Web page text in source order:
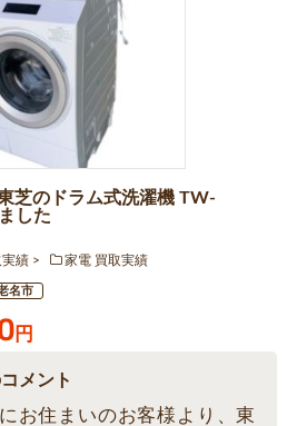
芝のドラム式洗濯機 TW-
した
実績
家電 買取実績
名市
円
メント
お住まいのお客様より、東